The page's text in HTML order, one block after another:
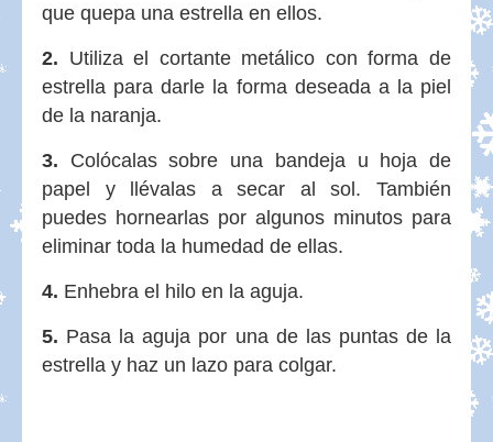
que quepa una estrella en ellos.
2. Utiliza el cortante metálico con forma de
estrella para darle la forma deseada a la piel
de la naranja.
3. Colócalas sobre una bandeja u hoja de
papel y llévalas a secar al sol. También
puedes hornearlas por algunos minutos para
eliminar toda la humedad de ellas.
4. Enhebra el hilo en la aguja.
5. Pasa la aguja por una de las puntas de la
estrella y haz un lazo para colgar.